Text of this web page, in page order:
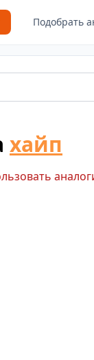
Подобрать
хайп